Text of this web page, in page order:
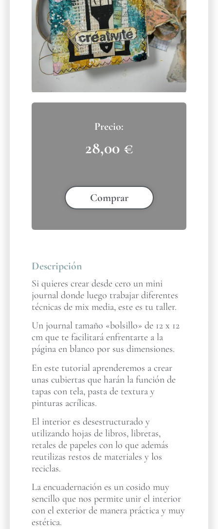
28,00 €
Comprar
Descripción
Si quieres crear desde cero un mini
journal donde luego trabajar diferentes
técnicas de mix media, este es tu taller.
Un journal tamaño «bolsillo» de 12 x 12
cm que te facilitará enfrentarte a la
página en blanco por sus dimensiones.
En este tutorial aprenderemos a crear
unas cubiertas que harán la función de
tapas con tela, pasta de textura y
pinturas acrílicas.
El interior es desestructurado y
utilizando hojas de libros, libretas,
retales de papeles con lo que además
reutilizas restos de materiales y los
reciclas.
La encuadernación es un cosido muy
sencillo que nos permite unir el interior
con el exterior de manera práctica y muy
estética.